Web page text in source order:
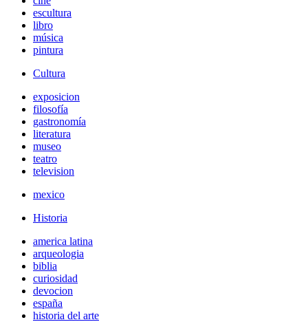
escultura
libro
música
pintura
Cultura
exposicion
filosofía
gastronomía
literatura
museo
teatro
television
mexico
Historia
america latina
arqueologia
biblia
curiosidad
devocion
españa
historia del arte